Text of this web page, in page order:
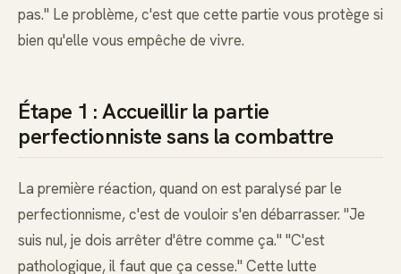
pas." Le problème, c'est que cette partie vous protège si
bien qu'elle vous empêche de vivre.
Étape 1 : Accueillir la partie
perfectionniste sans la combattre
La première réaction, quand on est paralysé par le
perfectionnisme, c'est de vouloir s'en débarrasser. "Je
suis nul, je dois arrêter d'être comme ça." "C'est
pathologique, il faut que ça cesse." Cette lutte